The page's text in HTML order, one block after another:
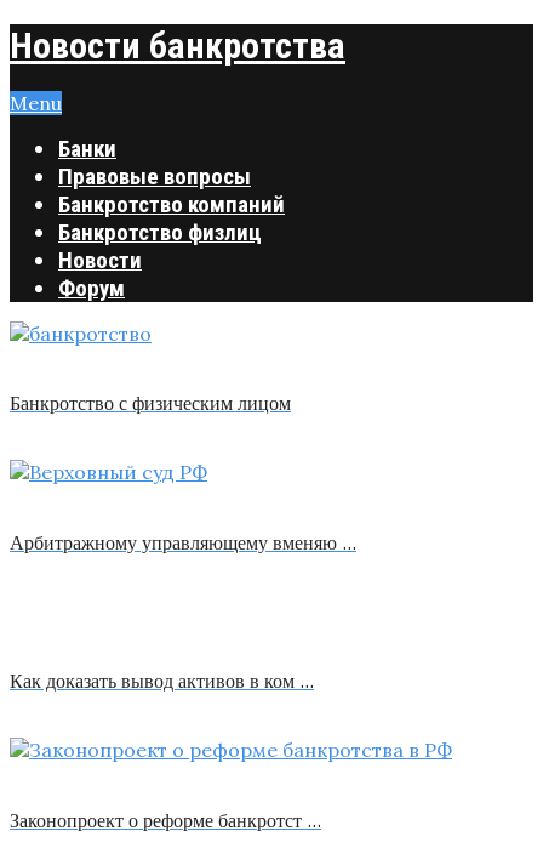
Новости банкротства
Menu
Банки
Правовые вопросы
Банкротство компаний
Банкротство физлиц
Новости
Форум
Банкротство с физическим лицом
Арбитражному управляющему вменяю …
Как доказать вывод активов в ком …
Законопроект о реформе банкротст …